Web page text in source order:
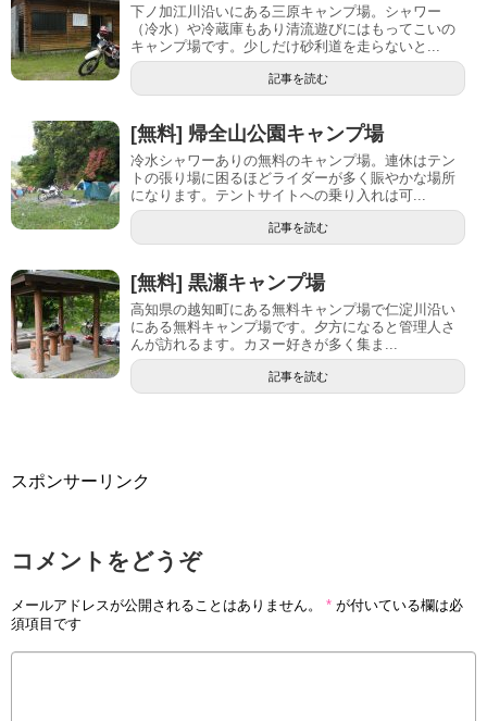
下ノ加江川沿いにある三原キャンプ場。シャワー
（冷水）や冷蔵庫もあり清流遊びにはもってこいの
キャンプ場です。少しだけ砂利道を走らないと...
記事を読む
[無料] 帰全山公園キャンプ場
冷水シャワーありの無料のキャンプ場。連休はテン
トの張り場に困るほどライダーが多く賑やかな場所
になります。テントサイトへの乗り入れは可...
記事を読む
[無料] 黒瀬キャンプ場
高知県の越知町にある無料キャンプ場で仁淀川沿い
にある無料キャンプ場です。夕方になると管理人さ
んが訪れるます。カヌー好きが多く集ま...
記事を読む
スポンサーリンク
コメントをどうぞ
メールアドレスが公開されることはありません。 * が付いている欄は必
須項目です